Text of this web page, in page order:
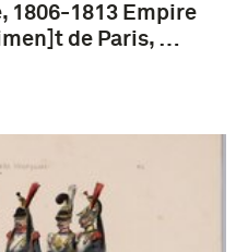
1806-1813 Empire
de Paris, …